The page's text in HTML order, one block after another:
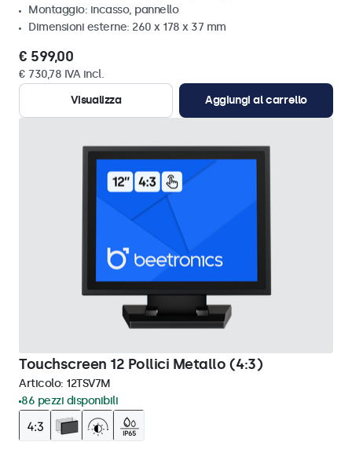
Montaggio: incasso, pannello
Dimensioni esterne: 260 x 178 x 37 mm
€ 599,00
€ 730,78 IVA incl.
Visualizza
Aggiungi al carrello
Touchscreen 12 Pollici Metallo (4:3)
Articolo: 12TSV7M
86 pezzi disponibili